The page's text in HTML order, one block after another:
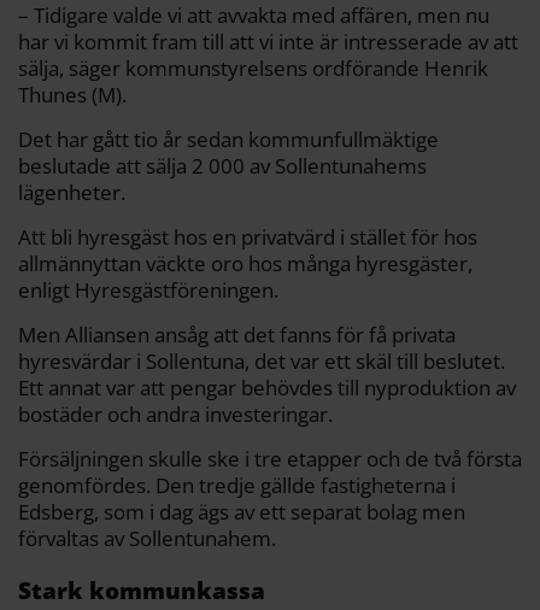
– Tidigare valde vi att avvakta med affären, men nu
har vi kommit fram till att vi inte är intresserade av att
sälja, säger kommunstyrelsens ordförande Henrik
Thunes (M).
Det har gått tio år sedan kommunfullmäktige
beslutade att sälja 2 000 av Sollentunahems
lägenheter.
Att bli hyresgäst hos en privatvärd i stället för hos
allmännyttan väckte oro hos många hyresgäster,
enligt Hyresgästföreningen.
Men Alliansen ansåg att det fanns för få privata
hyresvärdar i Sollentuna, det var ett skäl till beslutet.
Ett annat var att pengar behövdes till nyproduktion av
bostäder och andra investeringar.
Försäljningen skulle ske i tre etapper och de två första
genomfördes. Den tredje gällde fastigheterna i
Edsberg, som i dag ägs av ett separat bolag men
förvaltas av Sollentunahem.
Stark kommunkassa